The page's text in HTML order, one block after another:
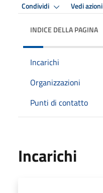
Condividi Vedi azioni
INDICE DELLA PAGINA
Incarichi
Organizzazioni
Punti di contatto
Incarichi